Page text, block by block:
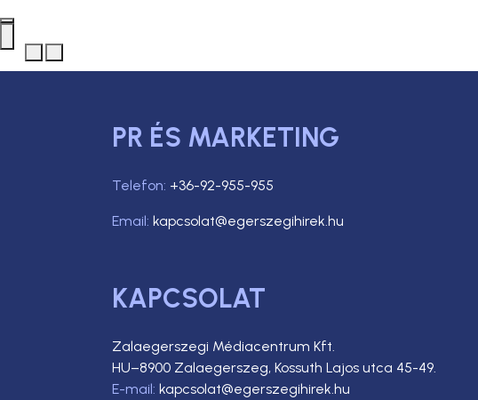
PR ÉS MARKETING
Telefon: +36-92-955-955
Email: kapcsolat@egerszegihirek.hu
KAPCSOLAT
Zalaegerszegi Médiacentrum Kft.
HU–8900 Zalaegerszeg, Kossuth Lajos utca 45-49.
E-mail: kapcsolat@egerszegihirek.hu